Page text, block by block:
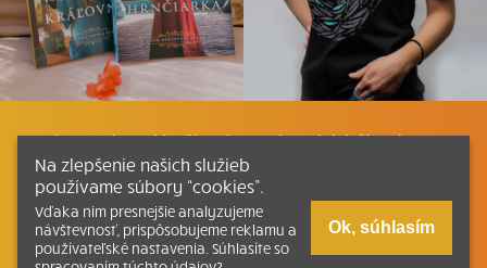
Listovať Plán čítania Liturgické čítania
Kontakt Ako čítať bibliu Katechizmus
Tlačená verzia Písma
Na zlepšenie našich služieb
používame súbory “cookies”.
Vďaka nim presnejšie analyzujeme
návštevnosť, prispôsobujeme reklamu a
používateľské nastavenia. Súhlasíte so
Ok, súhlasím